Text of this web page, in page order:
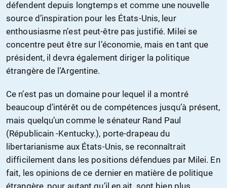
défendent depuis longtemps et comme une nouvelle
source d’inspiration pour les États-Unis, leur
enthousiasme n’est peut-être pas justifié. Milei se
concentre peut être sur l’économie, mais en tant que
président, il devra également diriger la politique
étrangère de l’Argentine.
Ce n’est pas un domaine pour lequel il a montré
beaucoup d’intérêt ou de compétences jusqu’à présent,
mais quelqu’un comme le sénateur Rand Paul
(Républicain -Kentucky.), porte-drapeau du
libertarianisme aux États-Unis, se reconnaîtrait
difficilement dans les positions défendues par Milei. En
fait, les opinions de ce dernier en matière de politique